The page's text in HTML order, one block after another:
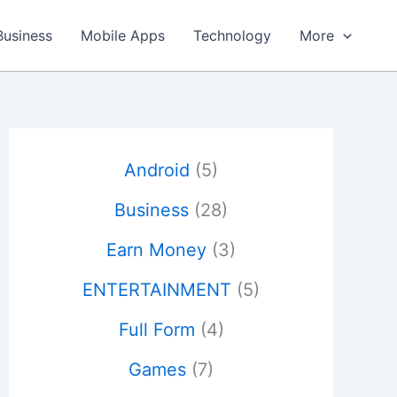
Mobile Apps Technology More
Android (5)
Business (28)
Earn Money (3)
ENTERTAINMENT (5)
Full Form (4)
Games (7)